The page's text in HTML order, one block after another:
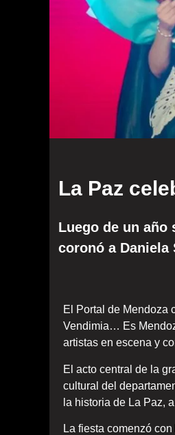
La Paz
Luego de un año
coronó a Daniela
El Portal de Mendoza
Vendimia… Es
artistas en escena y
El acto central de la
cultural del
la historia de La Paz,
La fiesta comenzó